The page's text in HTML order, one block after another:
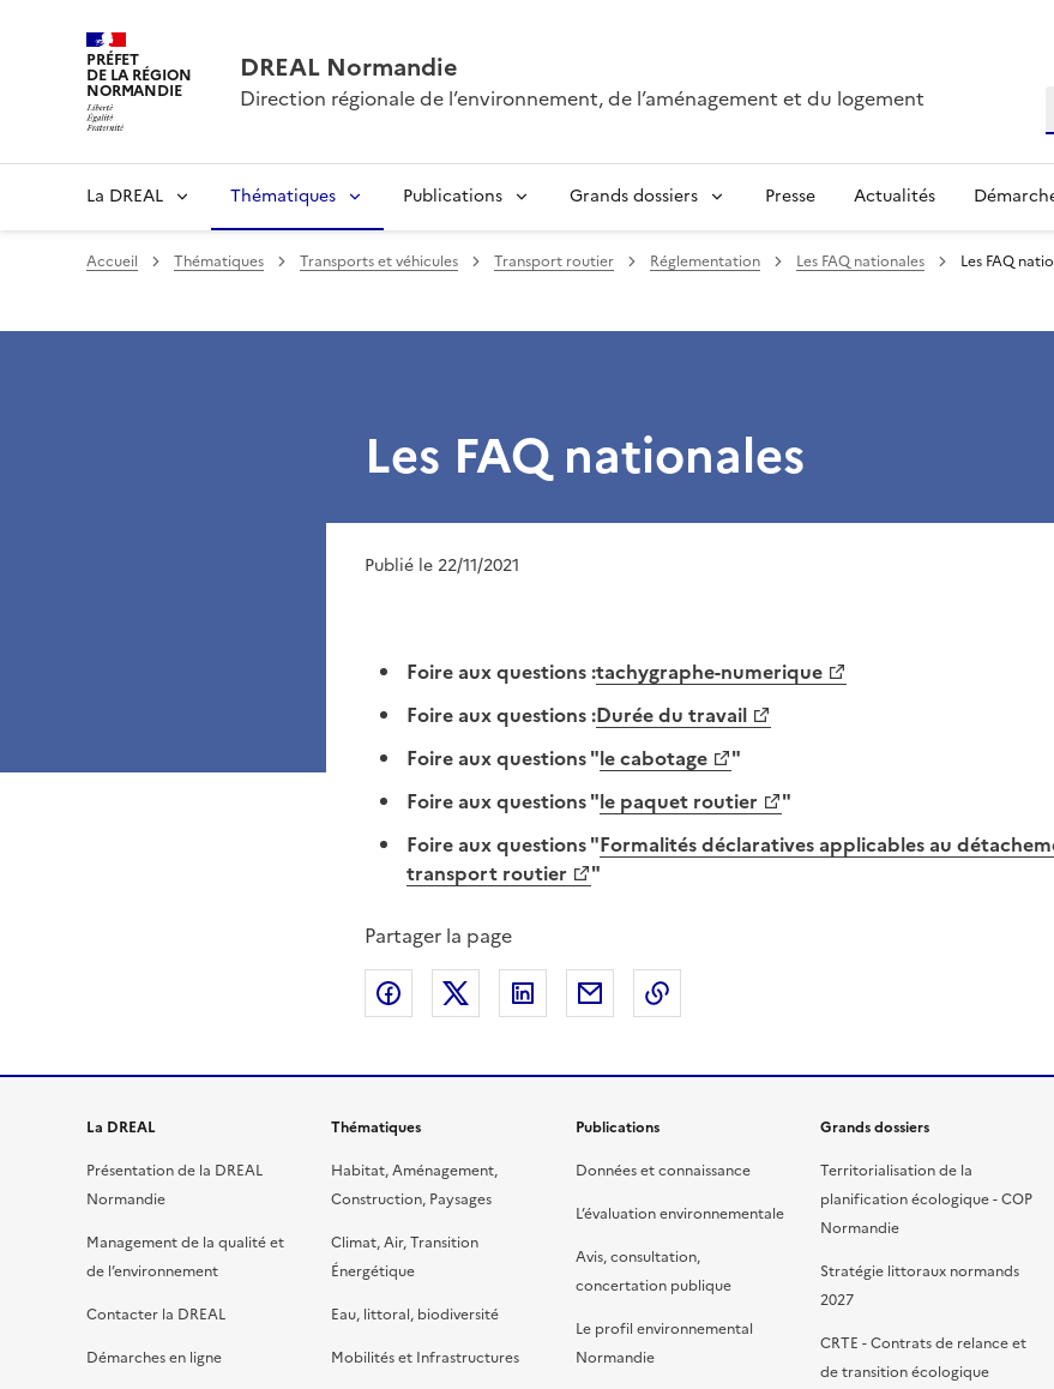
PRÉFET
DE LA RÉGION
NORMANDIE
DREAL Normandie
Direction régionale de l’environnement, de l’aménagement et du logement
La DREAL Thématiques Publications Grands dossiers Presse Actualités
Accueil Thématiques Transports et véhicules Transport routier Réglementation Les FAQ nationales Les FAQ
Les FAQ nationales
Publié le 22/11/2021
Foire aux questions :tachygraphe-numerique
Foire aux questions :Durée du travail
Foire aux questions "le cabotage
"
Foire aux questions "le paquet routier
"
Foire aux questions "Formalités déclaratives applicables au
transport routier
"
Partager la page
Partager sur Facebook
Partager sur XPartager sur LinkedIn
Partager par emailCopier le lien de la page dans le presse-
La DREAL
Présentation de la DREAL
Normandie
Management de la qualité et
de l’environnement
Contacter la DREAL
Démarches en ligne
Thématiques
Habitat, Aménagement,
Construction, Paysages
Climat, Air, Transition
Énergétique
Eau, littoral, biodiversité
Mobilités et Infrastructures
Publications
Données et connaissance
L’évaluation environnementale
Avis, consultation,
concertation publique
Le profil environnemental
Normandie
Grands dossiers
Territorialisation de la
planification écologique - COP
Normandie
Stratégie littoraux normands
2027
CRTE - Contrats de relance et
de transition écologique